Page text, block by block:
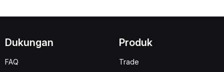
Dukungan
FAQ
Produk
Trade